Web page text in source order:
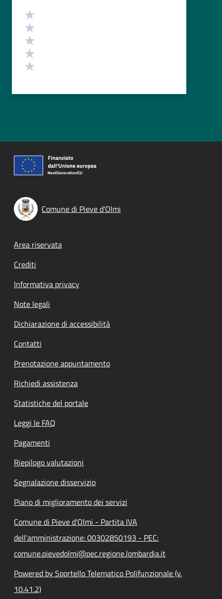
Valutazione
Comune di Pieve d'Olmi
Footer menu
Area riservata
Crediti
Informativa privacy
Note legali
Dichiarazione di accessibilità
Contatti
Prenotazione appuntamento
Richiedi assistenza
Statistiche del portale
Leggi le FAQ
Pagamenti
Riepilogo valutazioni
Segnalazione disservizio
Piano di miglioramento dei servizi
Comune di Pieve d'Olmi - Partita IVA
dell'amministrazione: 00302850193 - PEC:
comune.pievedolmi@pec.regione.lombardia.it
Powered by Sportello Telematico Polifunzionale (v.
10.41.2)